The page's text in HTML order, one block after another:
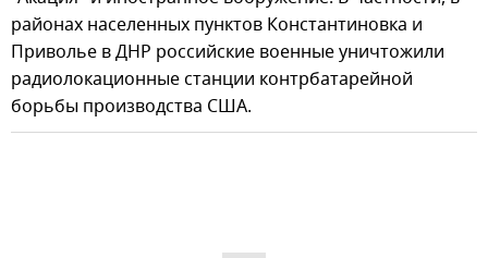
районах населенных пунктов Константиновка и
Приволье в ДНР российские военные уничтожили
радиолокационные станции контрбатарейной
борьбы производства США.